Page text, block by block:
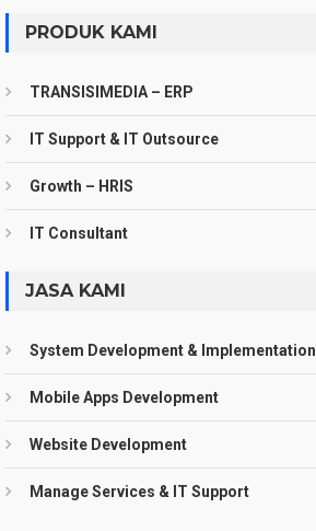
PRODUK KAMI
TRANSISIMEDIA – ERP
IT Support & IT Outsource
Growth – HRIS
IT Consultant
JASA KAMI
System Development & Implementation
Mobile Apps Development
Website Development
Manage Services & IT Support